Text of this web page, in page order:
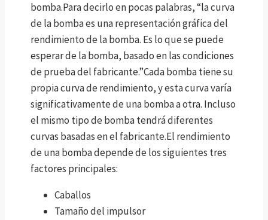
bomba.Para decirlo en pocas palabras, “la curva
de la bomba es una representación gráfica del
rendimiento de la bomba. Es lo que se puede
esperar de la bomba, basado en las condiciones
de prueba del fabricante.”Cada bomba tiene su
propia curva de rendimiento, y esta curva varía
significativamente de una bomba a otra. Incluso
el mismo tipo de bomba tendrá diferentes
curvas basadas en el fabricante.El rendimiento
de una bomba depende de los siguientes tres
factores principales:
Caballos
Tamaño del impulsor